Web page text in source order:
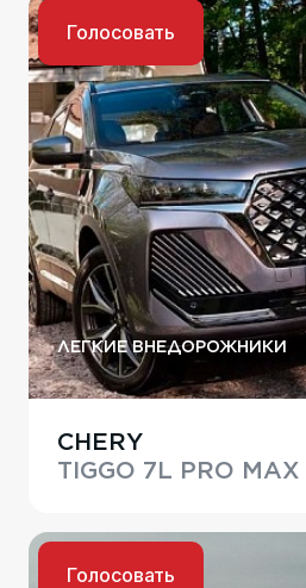
Голосовать
ЛЕГКИЕ ВНЕДОРОЖНИКИ
CHERY
TIGGO 7L PRO MAX
Голосовать